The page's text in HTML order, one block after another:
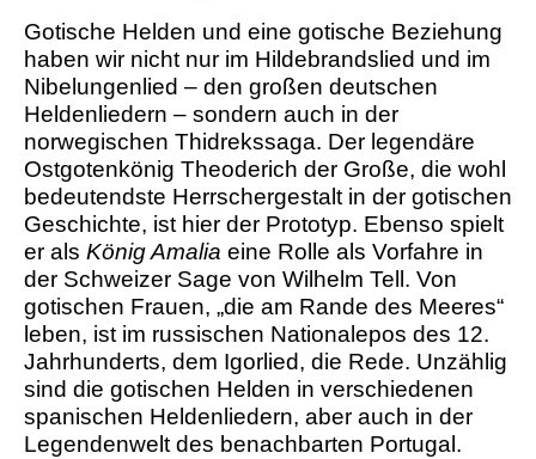
Gotische Helden und eine gotische Beziehung
haben wir nicht nur im Hildebrandslied und im
Nibelungenlied – den großen deutschen
Heldenliedern – sondern auch in der
norwegischen Thidrekssaga. Der legendäre
Ostgotenkönig Theoderich der Große, die wohl
bedeutendste Herrschergestalt in der gotischen
Geschichte, ist hier der Prototyp. Ebenso spielt
er als König Amalia eine Rolle als Vorfahre in
der Schweizer Sage von Wilhelm Tell. Von
gotischen Frauen, „die am Rande des Meeres“
leben, ist im russischen Nationalepos des 12.
Jahrhunderts, dem Igorlied, die Rede. Unzählig
sind die gotischen Helden in verschiedenen
spanischen Heldenliedern, aber auch in der
Legendenwelt des benachbarten Portugal.